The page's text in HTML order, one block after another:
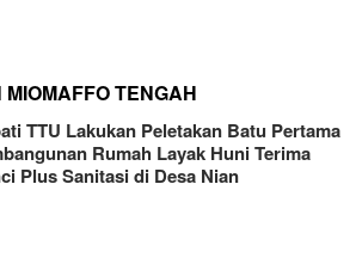
TENGAH
TTU Lakukan Peletakan Batu Pertama
Rumah Layak Huni Terima
Plus Sanitasi di Desa Nian